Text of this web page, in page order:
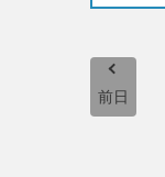
前日